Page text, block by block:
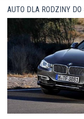
normę CAFE,
TS Kombi z napędem
wyjątkowym lakierem
hybrydowym
Polsce. Jubileuszowe
Corolla jest
AUTO DLA RODZINY